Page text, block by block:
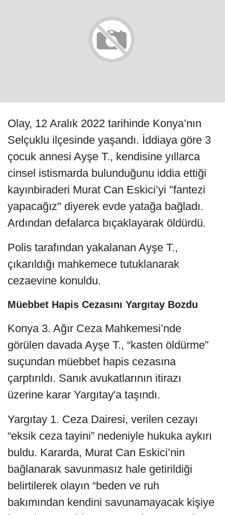
Olay, 12 Aralık 2022 tarihinde Konya’nın
Selçuklu ilçesinde yaşandı. İddiaya göre 3
çocuk annesi Ayşe T., kendisine yıllarca
cinsel istismarda bulunduğunu iddia ettiği
kayınbiraderi Murat Can Eskici’yi "fantezi
yapacağız" diyerek evde yatağa bağladı.
Ardından defalarca bıçaklayarak öldürdü.
Polis tarafından yakalanan Ayşe T.,
çıkarıldığı mahkemece tutuklanarak
cezaevine konuldu.
Konya 3. Ağır Ceza Mahkemesi’nde
görülen davada Ayşe T., “kasten öldürme”
suçundan müebbet hapis cezasına
çarptırıldı. Sanık avukatlarının itirazı
üzerine karar Yargıtay'a taşındı.
Yargıtay 1. Ceza Dairesi, verilen cezayı
“eksik ceza tayini” nedeniyle hukuka aykırı
buldu. Kararda, Murat Can Eskici’nin
bağlanarak savunmasız hale getirildiği
belirtilerek olayın “beden ve ruh
bakımından kendini savunamayacak kişiye
karşı kasten öldürme” suçu kapsamında